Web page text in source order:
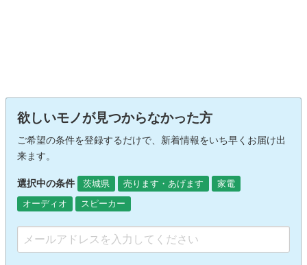
欲しいモノが見つからなかった方
ご希望の条件を登録するだけで、新着情報をいち早くお届け出
来ます。
選択中の条件 茨城県 売ります・あげます
家電
オーディオ
スピーカー